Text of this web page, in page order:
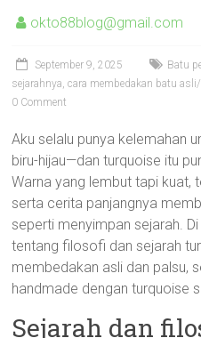
okto88blog@gmail.com
September 9, 2025
Batu
sejarahnya, cara membedakan batu
0 Comment
Aku selalu punya kelemahan
biru-hijau—dan turquoise itu
Warna yang lembut tapi kuat,
serta cerita panjangnya
seperti menyimpan sejarah.
tentang filosofi dan sejarah
membedakan asli dan palsu,
handmade dengan turquoise
Sejarah dan